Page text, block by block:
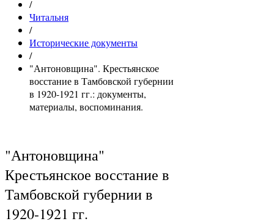
/
Читальня
/
Исторические документы
/
"Антоновщина". Крестьянское
восстание в Тамбовской губернии
в 1920-1921 гг.: документы,
материалы, воспоминания.
"Антоновщина"
Крестьянское восстание в
Тамбовской губернии в
1920-1921 гг.